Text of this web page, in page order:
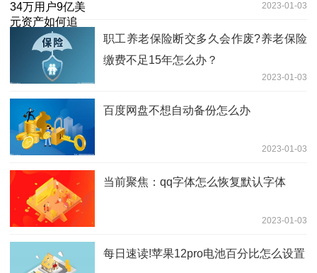
2023-01-03
职工养老保险断交多久会作废?养老保险
缴费不足15年怎么办？
2023-01-03
百度网盘不想自动备份怎么办
2023-01-03
当前聚焦：qq字体怎么恢复默认字体
2023-01-03
每日速读!苹果12pro电池百分比怎么设置